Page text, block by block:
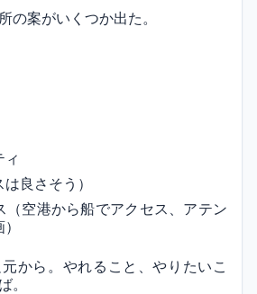
の案がいくつか出た。
ィ
良さそう）
（空港から船でアクセス、アテン
から。やれること、やりたいこ
。